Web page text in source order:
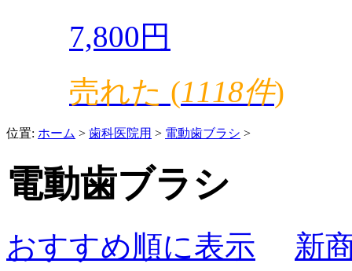
7,800円
売れた (1118件)
位置: ホーム > 歯科医院用 > 電動歯ブラシ >
電動歯ブラシ
おすすめ順に表示
新